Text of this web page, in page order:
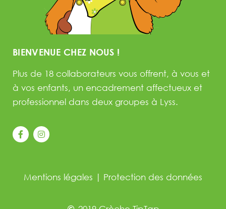
BIENVENUE CHEZ NOUS !
Plus de 18 collaborateurs vous offrent, à vous et
à vos enfants, un encadrement affectueux et
professionnel dans deux groupes à Lyss.
Mentions légales | Protection des données